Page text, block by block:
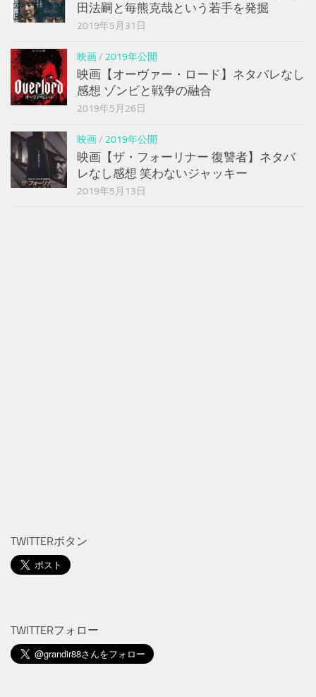
田法嗣と毎熊克哉という若手を発掘
2019年5月31日
映画/ 2019年公開
映画【オーヴァー・ロード】ネタバレなし
感想 ゾンビと戦争の融合
2019年5月26日
映画/ 2019年公開
映画【ザ・フォーリナー 復讐者】ネタバ
レなし感想 笑わないジャッキー
2019年5月13日
TWITTERボタン
TWITTERフォロー